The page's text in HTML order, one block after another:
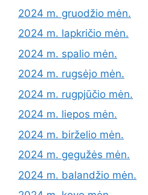
2024 m. gruodžio mėn.
2024 m. lapkričio mėn.
2024 m. spalio mėn.
2024 m. rugsėjo mėn.
2024 m. rugpjūčio mėn.
2024 m. liepos mėn.
2024 m. birželio mėn.
2024 m. gegužės mėn.
2024 m. balandžio mėn.